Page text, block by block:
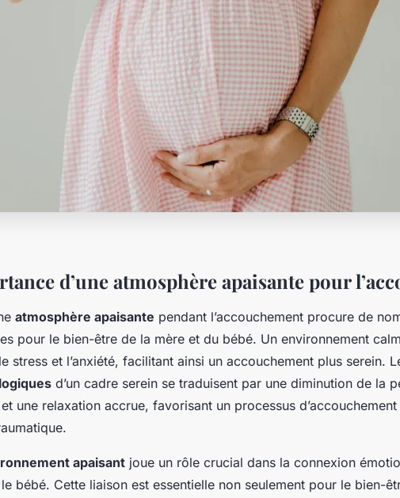
d’une atmosphère apaisante pour
atmosphère apaisante pendant l’accouchement procure de
pour le bien-être de la mère et du bébé. Un environnement
stress et l’anxiété, facilitant ainsi un accouchement plus serein.
d’un cadre serein se traduisent par une diminution de la
une relaxation accrue, favorisant un processus
apaisant joue un rôle crucial dans la connexion
bébé. Cette liaison est essentielle non seulement pour le bien-